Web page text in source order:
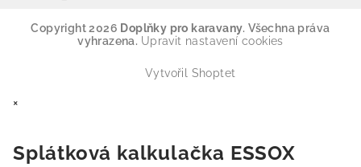
Copyright 2026 Doplňky pro karavany. Všechna práva
vyhrazena. Upravit nastavení cookies
Vytvořil Shoptet
×
Splátková kalkulačka ESSOX